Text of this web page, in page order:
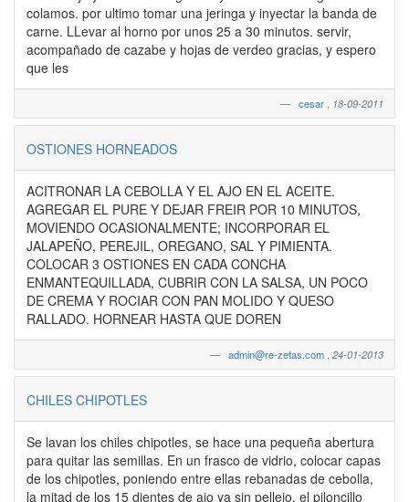
colamos. por ultimo tomar una jeringa y inyectar la banda de
carne. LLevar al horno por unos 25 a 30 minutos. servir,
acompañado de cazabe y hojas de verdeo gracias, y espero
que les
cesar 18-09-2011
OSTIONES HORNEADOS
ACITRONAR LA CEBOLLA Y EL AJO EN EL ACEITE.
AGREGAR EL PURE Y DEJAR FREIR POR 10 MINUTOS,
MOVIENDO OCASIONALMENTE; INCORPORAR EL
JALAPEÑO, PEREJIL, OREGANO, SAL Y PIMIENTA.
COLOCAR 3 OSTIONES EN CADA CONCHA
ENMANTEQUILLADA, CUBRIR CON LA SALSA, UN POCO
DE CREMA Y ROCIAR CON PAN MOLIDO Y QUESO
RALLADO. HORNEAR HASTA QUE DOREN
admin@re-zetas.com 24-01-2013
CHILES CHIPOTLES
Se lavan los chiles chipotles, se hace una pequeña abertura
para quitar las semillas. En un frasco de vidrio, colocar capas
de los chipotles, poniendo entre ellas rebanadas de cebolla,
la mitad de los 15 dientes de ajo ya sin pellejo, el piloncillo